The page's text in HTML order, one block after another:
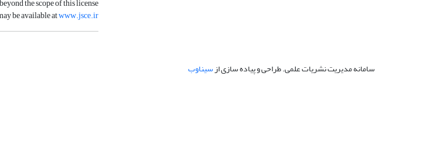
be available atwww.jsce.ir
سامانه مدیریت نشریات علمی.طراحی و پیاده سازی ازسیناوب